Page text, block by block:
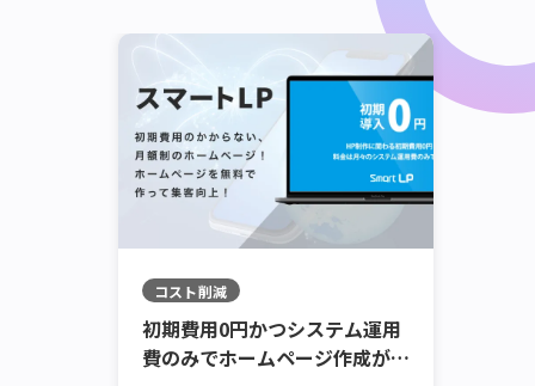
コスト削減
初期費用0円かつシステム運用
費のみでホームページ作成が可